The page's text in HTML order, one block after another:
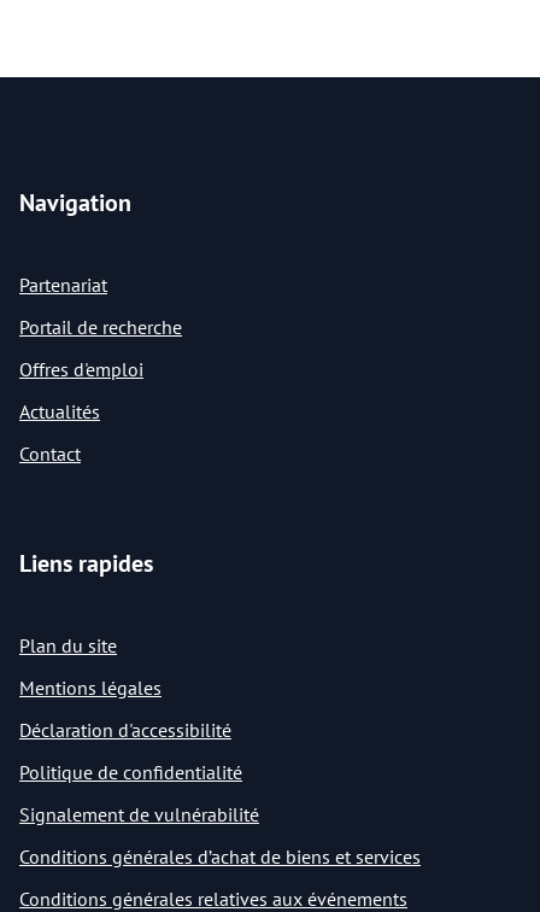
Navigation
Partenariat
Portail de recherche
Offres d'emploi
Actualités
Contact
Liens rapides
Plan du site
Mentions légales
Déclaration d'accessibilité
Politique de confidentialité
Signalement de vulnérabilité
Conditions générales d’achat de biens et services
Conditions générales relatives aux événements